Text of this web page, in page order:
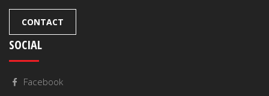
CONTACT
SOCIAL
Facebook